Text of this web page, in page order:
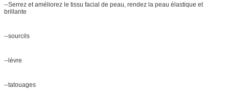
--Serrez et améliorez le tissu facial de peau, rendez la peau élastique et
brillante
--sourcils
--lèvre
--tatouages